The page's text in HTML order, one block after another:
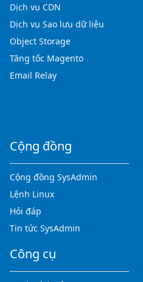
Dịch vụ CDN
Dịch vụ Sao lưu dữ liệu
Object Storage
Tăng tốc Magento
Email Relay
Cộng đồng
Cộng đồng SysAdmin
Lệnh Linux
Hỏi đáp
Tin tức SysAdmin
Công cụ